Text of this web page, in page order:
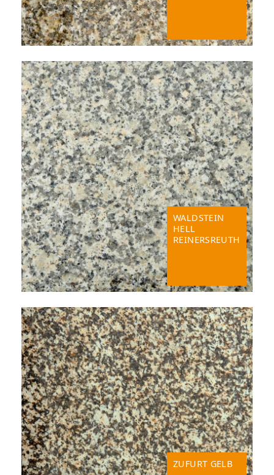
WALDSTEIN
HELL
REINERSREUTH
ZUFURT GELB